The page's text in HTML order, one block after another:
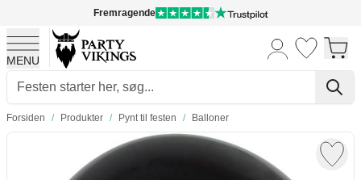
Fremragende
MENU
Skip to Content
Forsiden / Produkter / Pynt til festen / Balloner